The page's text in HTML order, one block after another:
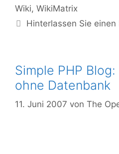
Wiki, WikiMatrix
Hinterlassen Sie einen
Simple PHP
ohne Datenbank
11. Juni 2007 von The